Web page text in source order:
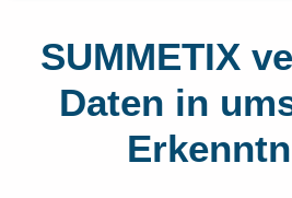
SUMMETIX
Daten in